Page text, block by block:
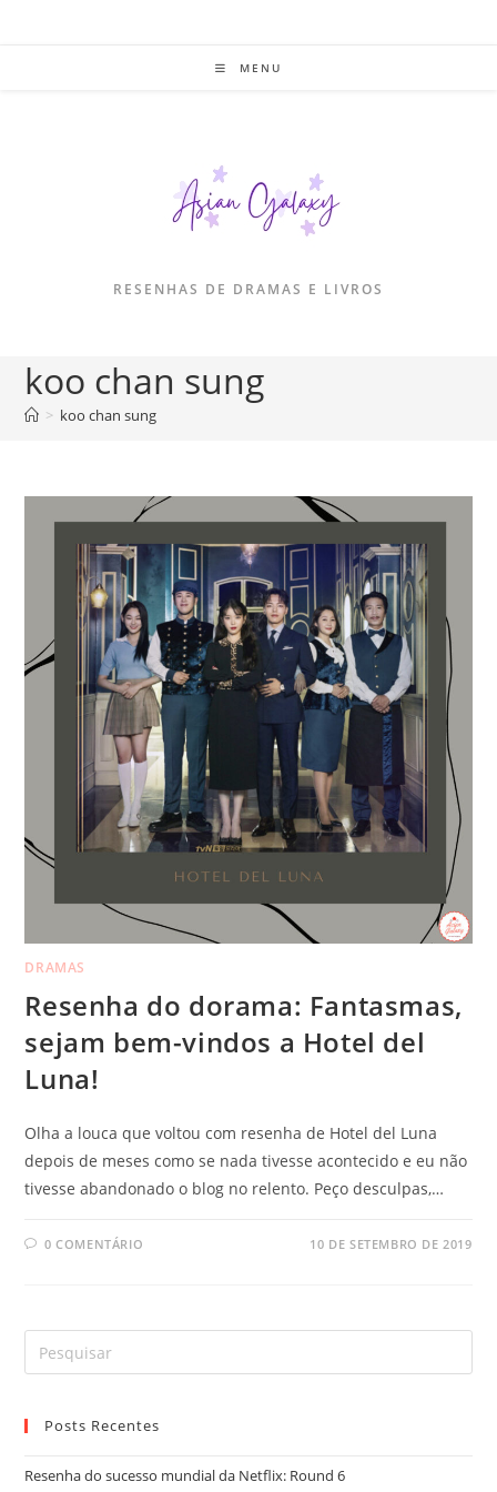
MENU
RESENHAS DE DRAMAS E LIVROS
koo chan sung
> koo chan sung
DRAMAS
Resenha do dorama: Fantasmas,
sejam bem-vindos a Hotel del
Luna!
Olha a louca que voltou com resenha de Hotel del Luna
depois de meses como se nada tivesse acontecido e eu não
tivesse abandonado o blog no relento. Peço desculpas,…
0 COMENTÁRIO 10 DE SETEMBRO DE 2019
Posts Recentes
Resenha do sucesso mundial da Netflix: Round 6